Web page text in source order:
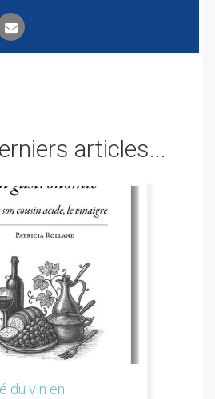
articles...
du vin en